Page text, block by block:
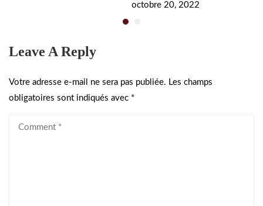
octobre 20, 2022
Leave A Reply
Votre adresse e-mail ne sera pas publiée. Les champs
obligatoires sont indiqués avec *